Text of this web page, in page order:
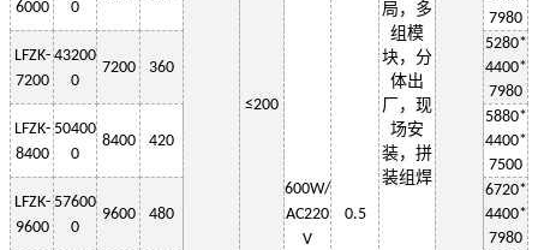
局，多
组模
块，分
体出
厂，现
场安
装，拼
装组焊
≤200
6000
0
600W/
AC220
V
0.5
7980
LFZK-
7200
43200
0
7200 360
5280*
4400*
7980
LFZK-
8400
50400
0
8400 420
5880*
4400*
7500
LFZK-
9600
57600
0
9600 480
6720*
4400*
7980